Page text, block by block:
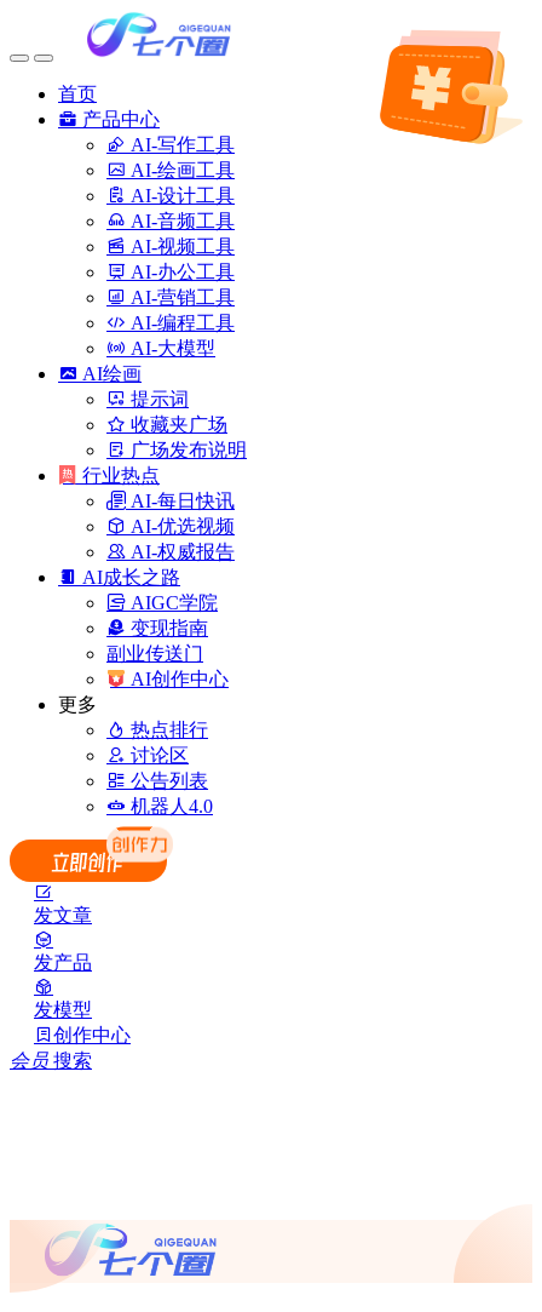
首页
产品中心
AI-写作工具
AI-绘画工具
AI-设计工具
AI-音频工具
AI-视频工具
AI-办公工具
AI-营销工具
AI-编程工具
AI-大模型
AI绘画
提示词
收藏夹广场
广场发布说明
行业热点
AI-每日快讯
AI-优选视频
AI-权威报告
AI成长之路
AIGC学院
变现指南
副业传送门
AI创作中心
更多
热点排行
讨论区
公告列表
机器人4.0
发文章
发产品
发模型
创作中心
会员 搜索